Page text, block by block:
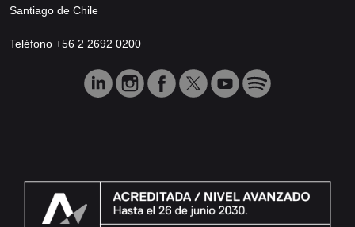
Santiago de Chile
Teléfono +56 2 2692 0200